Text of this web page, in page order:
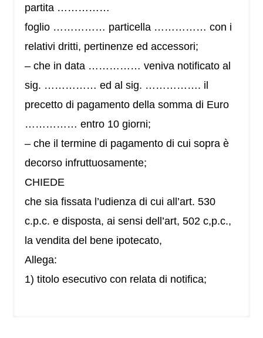
partita ……………
foglio …………… particella …………… con i
relativi dritti, pertinenze ed accessori;
– che in data …………… veniva notificato al
sig. …………… ed al sig. ……………. il
precetto di pagamento della somma di Euro
…………… entro 10 giorni;
– che il termine di pagamento di cui sopra è
decorso infruttuosamente;
CHIEDE
che sia fissata l’udienza di cui all’art. 530
c.p.c. e disposta, ai sensi dell’art, 502 c,p.c.,
la vendita del bene ipotecato,
Allega:
1) titolo esecutivo con relata di notifica;